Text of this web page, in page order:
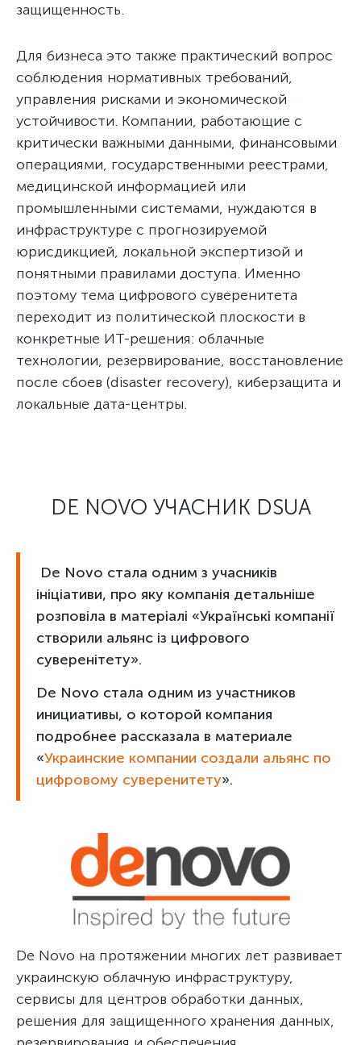
защищенность.
Для бизнеса это также практический вопрос
соблюдения нормативных требований,
управления рисками и экономической
устойчивости. Компании, работающие с
критически важными данными, финансовыми
операциями, государственными реестрами,
медицинской информацией или
промышленными системами, нуждаются в
инфраструктуре с прогнозируемой
юрисдикцией, локальной экспертизой и
понятными правилами доступа. Именно
поэтому тема цифрового суверенитета
переходит из политической плоскости в
конкретные ИТ-решения: облачные
технологии, резервирование, восстановление
после сбоев (disaster recovery), киберзащита и
локальные дата-центры.
DE NOVO УЧАСНИК DSUA
De Novo стала одним з учасників
ініціативи, про яку компанія детальніше
розповіла в матеріалі «Українські компанії
створили альянс із цифрового
суверенітету».
De Novo стала одним из участников
инициативы, о которой компания
подробнее рассказала в материале
«Украинские компании создали альянс по
цифровому суверенитету».
De Novo на протяжении многих лет развивает
украинскую облачную инфраструктуру,
сервисы для центров обработки данных,
решения для защищенного хранения данных,